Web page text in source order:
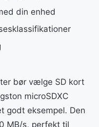
din enhed
bør vælge SD kort
microSDXC
godt eksempel. Den
MB/s, perfekt til